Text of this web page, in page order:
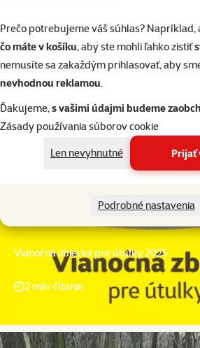
Prečo potrebujeme váš súhlas? Napríklad,
čo máte v košíku, aby ste mohli ľahko zistiť
nemusíte sa zakaždým prihlasovať, aby
nevhodnou reklamou.
Ďakujeme,s vašimi údajmi budeme
Zásady používania súborov cookie
Len nevyhnutné
Prijať
Podrobné nastavenia
Vianočná zbierka pre útulky 2025
2 min. čítanie